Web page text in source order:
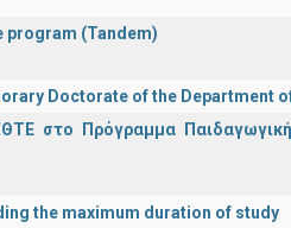
program (Tandem)
Doctorate of the Department
στο Πρόγραμμα
the maximum duration of study